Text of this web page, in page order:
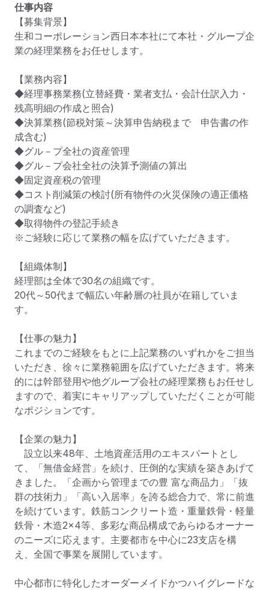
仕事内容
【募集背景】
生和コーポレーション西日本本社にて本社・グループ企
業の経理業務をお任せします。
【業務内容】
◆経理事務業務(立替経費・業者支払・会計仕訳入力・
残高明細の作成と照合)
◆決算業務(節税対策～決算申告納税まで　申告書の作
成含む)
◆グル－プ全社の資産管理
◆グル－プ会社全社の決算予測値の算出
◆固定資産税の管理
◆コスト削減策の検討(所有物件の火災保険の適正価格
の調査など)
◆取得物件の登記手続き
※ご経験に応じて業務の幅を広げていただきます。
【組織体制】
経理部は全体で30名の組織です。
20代～50代まで幅広い年齢層の社員が在籍していま
す。
【仕事の魅力】
これまでのご経験をもとに上記業務のいずれかをご担当
いただき、徐々に業務範囲を広げていただきます。将来
的には幹部登用や他グループ会社の経理業務もお任せし
ますので、着実にキャリアップしていただくことが可能
なポジションです。
【企業の魅力】
設立以来48年、土地資産活用のエキスパートとし
て、「無借金経営」を続け、圧倒的な実績を築きあげて
きました。「企画から管理までの豊 富な商品力」「抜
群の技術力」「高い入居率」を誇る総合力で、常に前進
を続けています。鉄筋コンクリート造・重量鉄骨・軽量
鉄骨・木造2×4等、多彩な商品構成であらゆるオーナー
のニーズに応えます。主要都市を中心に23支店を構
え、全国で事業を展開しています。
中心都市に特化したオーダーメイドかつハイグレードな